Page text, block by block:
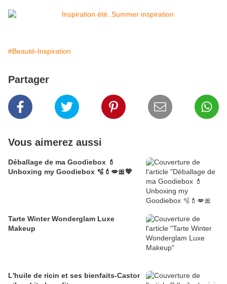
#Beauté-Inspiration
Partager
Vous aimerez aussi
Déballage de ma Goodiebox 💄
Unboxing my Goodiebox 🫧💄💋🎀💖
Tarte Winter Wonderglam Luxe
Makeup
L'huile de ricin et ses bienfaits-Castor